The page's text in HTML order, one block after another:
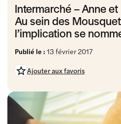
Intermarché – Anne
Au sein des
l’implication se
Publié le : 13 février 2017
Ajouter aux favoris